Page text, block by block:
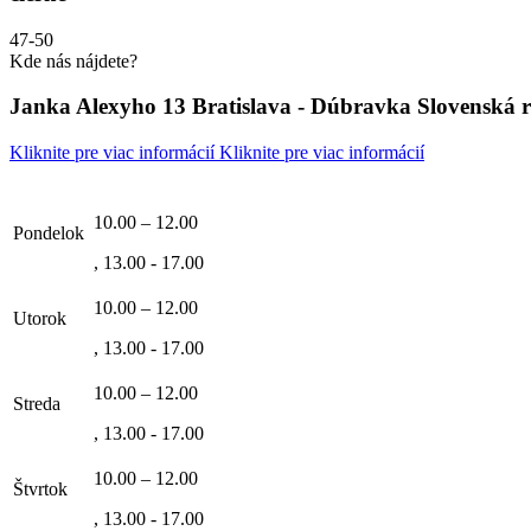
47-50
Kde nás nájdete?
Janka Alexyho 13 Bratislava - Dúbravka Slovenská
Kliknite pre viac informáciíKliknite pre viac informácií
Pondelok
10.00 – 12.00
, 13.00 - 17.00
Utorok
10.00 – 12.00
, 13.00 - 17.00
Streda
10.00 – 12.00
, 13.00 - 17.00
Štvrtok
10.00 – 12.00
, 13.00 - 17.00